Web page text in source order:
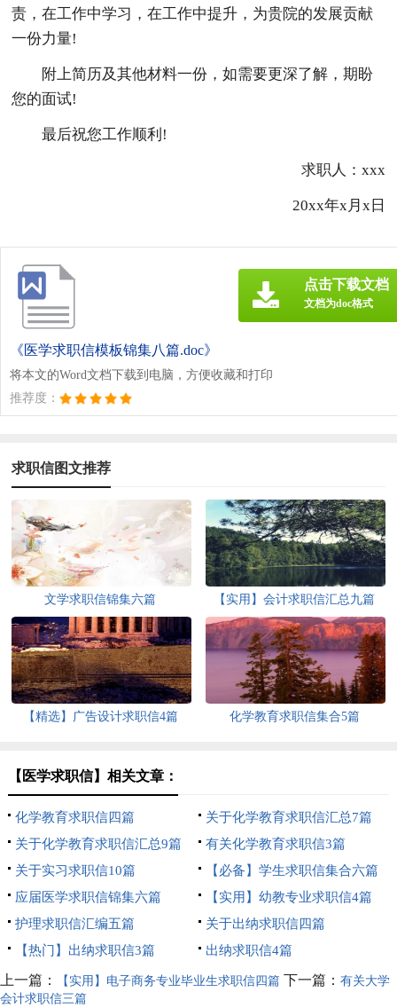
责，在工作中学习，在工作中提升，为贵院的发展贡献
一份力量!
附上简历及其他材料一份，如需要更深了解，期盼
您的面试!
最后祝您工作顺利!
求职人：xxx
20xx年x月x日
《医学求职信模板锦集八篇.doc》
将本文的Word文档下载到电脑，方便收藏和打印
推荐度：
点击下载文档
文档为doc格式
求职信图文推荐
文学求职信锦集六篇 【实用】会计求职信汇总九篇
【精选】广告设计求职信4篇 化学教育求职信集合5篇
【医学求职信】相关文章：
化学教育求职信四篇
关于化学教育求职信汇总7篇
关于化学教育求职信汇总9篇
有关化学教育求职信3篇
关于实习求职信10篇
【必备】学生求职信集合六篇
应届医学求职信锦集六篇
【实用】幼教专业求职信4篇
护理求职信汇编五篇
关于出纳求职信四篇
【热门】出纳求职信3篇
出纳求职信4篇
上一篇： 【实用】电子商务专业毕业生求职信四篇 下一篇： 有关大学
会计求职信三篇